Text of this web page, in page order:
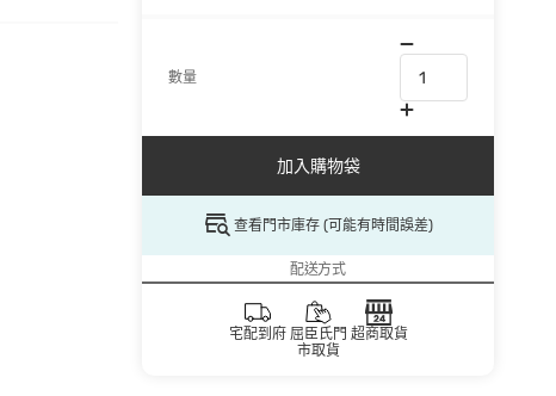
數量
加入購物袋
查看門市庫存 (可能有時間誤差)
配送方式
宅配到府 屈臣氏門
市取貨
超商取貨